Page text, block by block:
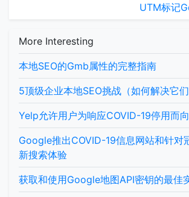
UTM标记
More Interesting
本地SEO的Gmb属性的完整指南
5顶级企业本地SEO挑战（如何解决它们
Yelp允许用户为响应COVID-19停用而
Google推出COVID-19信息网站和针对
新搜索体验
获取和使用Google地图API密钥的最佳